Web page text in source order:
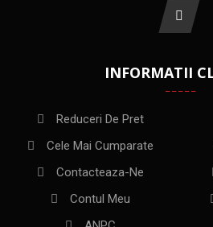
INFORMATII
Reduceri De Pret
Cele Mai Cumparate
Contacteaza-Ne
Contul Meu